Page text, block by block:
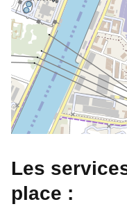
Les
place :